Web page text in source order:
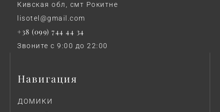
Кивская обл, смт Рокитне
lisotel@gmail.com
+38 (099) 744 44 34
Звоните с 9:00 до 22:00
Навигация
ДОМИКИ